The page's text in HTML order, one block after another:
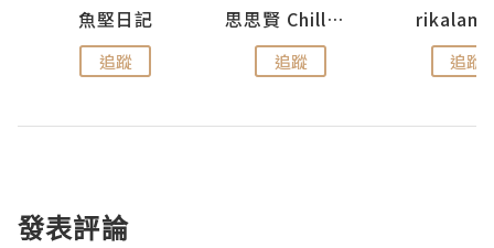
魚堅日記
追蹤
思思賢 ChillMyBabe
追蹤 追蹤
發表評論